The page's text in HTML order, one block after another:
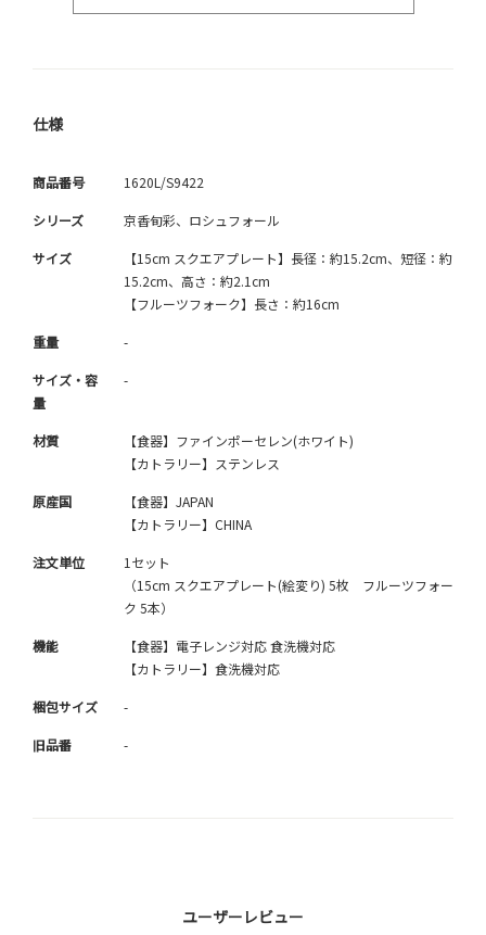
仕様
商品番号 1620L/S9422
シリーズ 京香旬彩、ロシュフォール
サイズ
【15cm スクエアプレート】長径：約15.2cm、短径：約
15.2cm、高さ：約2.1cm
【フルーツフォーク】長さ：約16cm
重量 -
サイズ・容
量
-
材質
【食器】ファインポーセレン(ホワイト)
【カトラリー】ステンレス
原産国
【食器】JAPAN
【カトラリー】CHINA
注文単位
1セット
（15cm スクエアプレート(絵変り) 5枚 フルーツフォー
ク 5本）
機能
【食器】電子レンジ対応 食洗機対応
【カトラリー】食洗機対応
梱包サイズ -
旧品番 -
ユーザーレビュー